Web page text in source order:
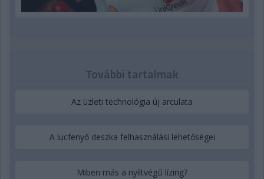
További tartalmak
Az üzleti technológia új arculata
A lucfenyő deszka felhasználási lehetőségei
Miben más a nyíltvégű lízing?